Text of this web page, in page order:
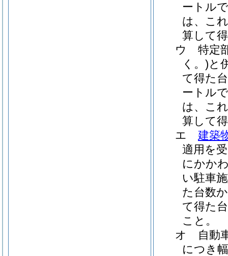
ートル
は、こ
算して
ウ
特定
く。)と
て得た
ートル
は、こ
算して
エ
建築
適用を
にかか
い駐車
た台数
て得た
こと。
オ
自動
につき